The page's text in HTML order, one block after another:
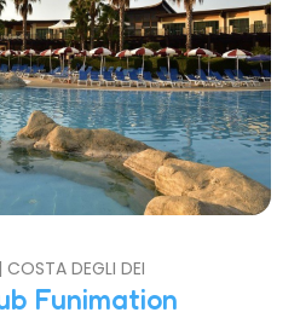
COSTA DEGLI DEI
Funimation